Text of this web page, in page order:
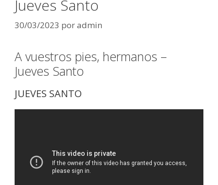
Jueves Santo
30/03/2023 poradmin
A vuestros pies, hermanos –
Jueves Santo
JUEVES SANTO